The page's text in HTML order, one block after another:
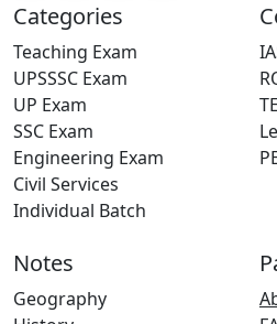
Categories
Teaching Exam
UPSSSC Exam
UP Exam
SSC Exam
Engineering Exam
Civil Services
Individual Batch
Notes
Geography